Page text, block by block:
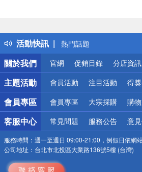
活動快訊
得獎公告
熱門話題
銀行優惠
偏遠地區配送
詐騙網頁！請小心！
關於我們
官網 促銷目錄 分店資訊
主題活動 會員活動 注目活動 得
會員專區 會員專區 大宗採購 購
客服中心 常見問題 服務公告 意
服務時間： 週一至週日 09:00-21:00，例假日依網
公司地址： 台北市北投區大業路136號5樓 (台灣)